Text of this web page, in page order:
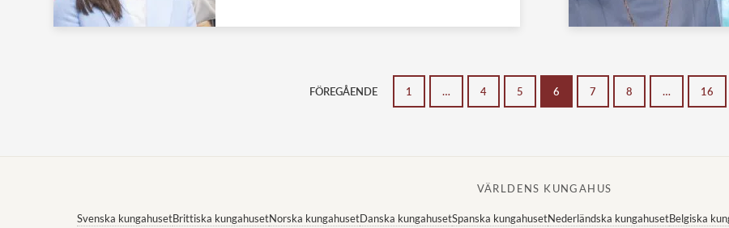
FÖREGÅENDE 1 … 4 5 6 7 8 … 16
VÄRLDENS KUNGAHUS
Svenska kungahusetBrittiska kungahusetNorska kungahusetDanska kungahusetSpanska kungahusetNederländska kungahusetBelgiska